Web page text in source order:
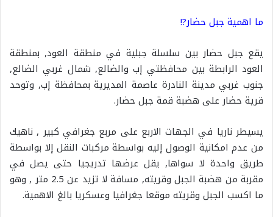
ما اهمية جبل حضار?!
يقع جبل حضار بين سلسلة جبلية في منطقة العود, بمنطقة
العود الرابطة بين محافظتي إب والضالع, شمال غربي الضالع,
جنوب غربي مدينة النادرة عاصمة المديرية بمحافظة إب, وتوحد
قرية حضار على هضبة قمة جبل حضار.
يسيطر ناريا في الجهات الاربع على مربع جغرافي كبير , ناهيك
من عدم امكانية الوصول إليه بواسطة مركبات النقل إلا بواسطة
طريق واحدة لا سواها, يقل عرضها تدريجيا حتى يصل في
مقربة من هضبة الجبل وقريته, مسافة لا تزيد عن 2.5 متر , وهو
ما اكسب الجبل وقريته موقعا جغرافيا وعسكريا بالغ الاهمية.